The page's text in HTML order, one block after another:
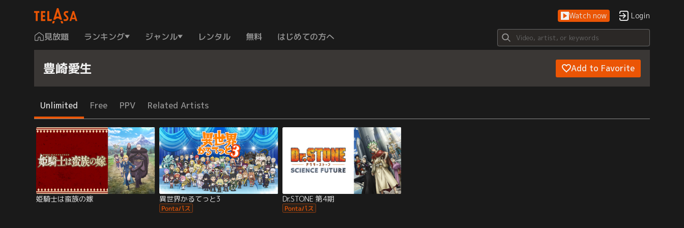
Watch now Login
見放題 ランキング ジャンル レンタル 無料 はじめての方へ
豊崎愛生 Add to Favorite
Unlimited Free PPV Related Artists
姫騎士は蛮族の嫁 異世界かるてっと3 Dr.STONE 第4期